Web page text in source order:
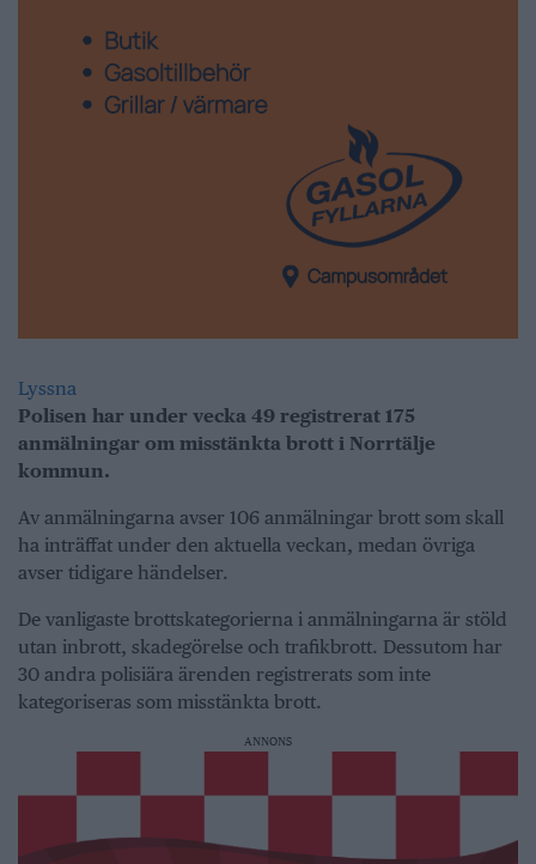
Lyssna
Polisen har under vecka 49 registrerat 175
anmälningar om misstänkta brott i Norrtälje
kommun.
Av anmälningarna avser 106 anmälningar brott som skall
ha inträffat under den aktuella veckan, medan övriga
avser tidigare händelser.
De vanligaste brottskategorierna i anmälningarna är stöld
utan inbrott, skadegörelse och trafikbrott. Dessutom har
30 andra polisiära ärenden registrerats som inte
kategoriseras som misstänkta brott.
ANNONS